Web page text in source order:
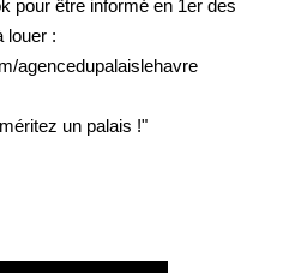
pour être informé en 1er des
louer :
agencedupalaislehavre
un palais !"